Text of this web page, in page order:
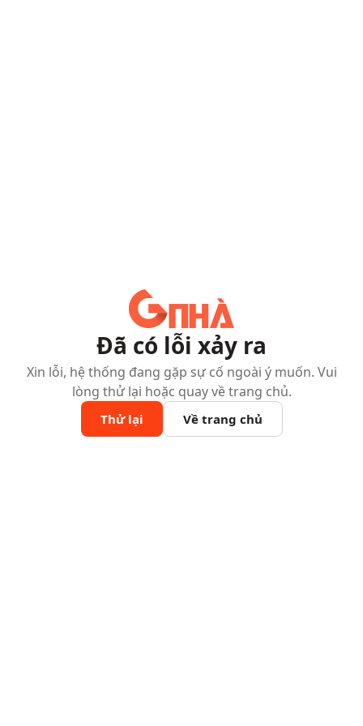
Đã có lỗi xảy ra
Xin lỗi, hệ thống đang gặp sự cố ngoài ý muốn. Vui
lòng thử lại hoặc quay về trang chủ.
Thử lại Về trang chủ